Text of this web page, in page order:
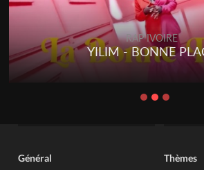
RAP IVOIRE
YILIM - BONNE
Général Thèmes